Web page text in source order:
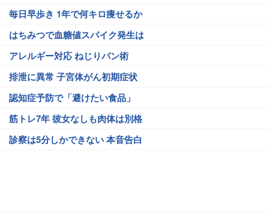
毎日早歩き 1年で何キロ痩せるか
はちみつで血糖値スパイク発生は
アレルギー対応 ねじりパン術
排泄に異常 子宮体がん初期症状
認知症予防で「避けたい食品」
筋トレ7年 彼女なしも肉体は別格
診察は5分しかできない 本音告白